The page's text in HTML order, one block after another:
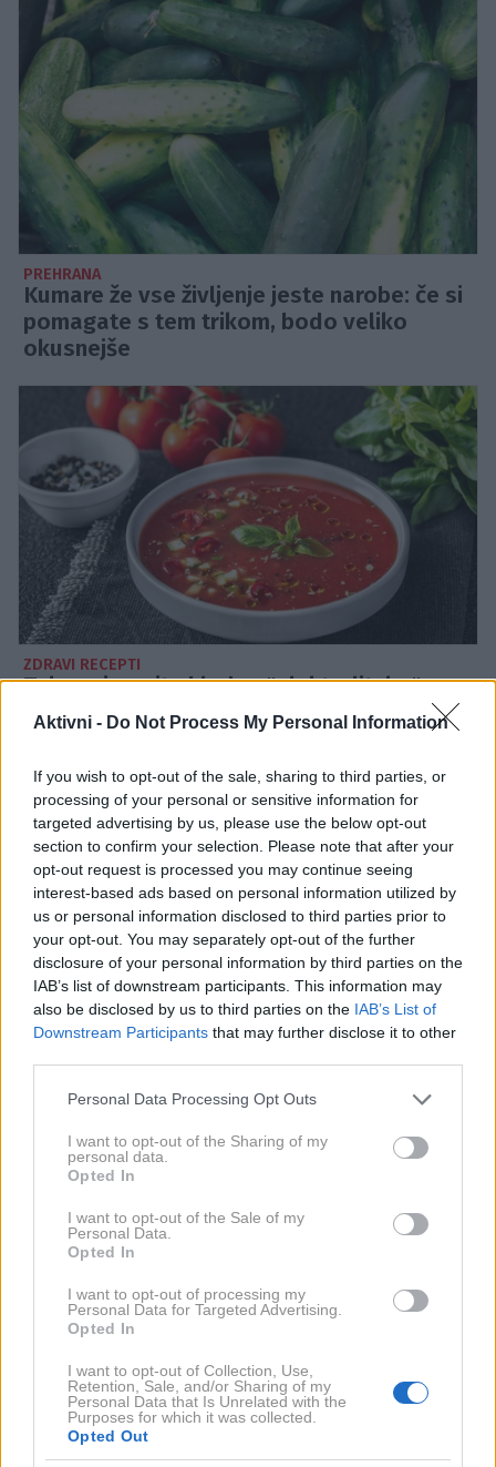
Aktivni - Do Not Process My Personal Information
If you wish to opt-out of the sale, sharing to third parties, or
processing of your personal or sensitive information for
targeted advertising by us, please use the below opt-out
section to confirm your selection. Please note that after your
opt-out request is processed you may continue seeing
interest-based ads based on personal information utilized by
us or personal information disclosed to third parties prior to
your opt-out. You may separately opt-out of the further
disclosure of your personal information by third parties on the
IAB’s list of downstream participants. This information may
also be disclosed by us to third parties on the IAB’s List of
Downstream Participants that may further disclose it to other
Please note that this website/app uses one or more Google
not limited to your visit or usage behaviour. You may click to
grant or deny consent to Google and its third-party tags to
use your data for below specified purposes in below Google
consent section.
Personal Data Processing Opt Outs
I want to opt-out of the Sharing of my
personal data.
Opted In
I want to opt-out of the Sale of my
Personal Data.
Opted In
I want to opt-out of processing my
Personal Data for Targeted Advertising.
Opted In
I want to opt-out of Collection, Use,
Retention, Sale, and/or Sharing of my
Personal Data that Is Unrelated with the
Purposes for which it was collected.
Opted Out
PREHRANA
Kumare že vse življenje jeste narobe: če si
pomagate s tem trikom, bodo veliko
okusnejše
ZDRAVI RECEPTI
Tako pripravite hladno "elektrolitsko"
juho: osvežilna poletna jed brez kuhanja,
Skrivna sestavina, ki tiho varuje vaše srce:
pogosto jo spregledamo, a je v resnici
izredno pomembna
ZDRAVI RECEPTI